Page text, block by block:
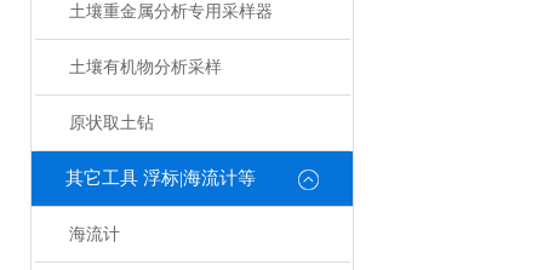
土壤重金属分析专用采样器
土壤有机物分析采样
原状取土钻
其它工具 浮标|海流计等
海流计